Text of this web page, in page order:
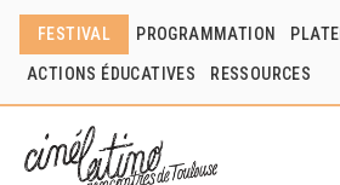
FESTIVAL PROGRAMMATION
ACTIONS ÉDUCATIVES RESSOURCES